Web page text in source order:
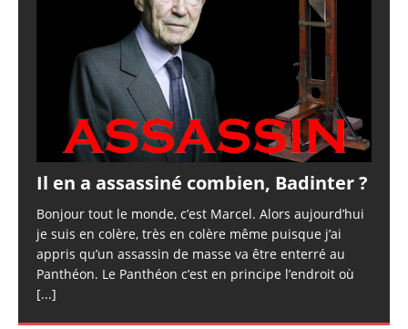
Il en a assassiné combien, Badinter ?
Bonjour tout le monde, c’est Marcel. Alors aujourd’hui
je suis en colère, très en colère même puisque j’ai
appris qu’un assassin de masse va être enterré au
Panthéon. Le Panthéon c’est en principe l’endroit où
[...]